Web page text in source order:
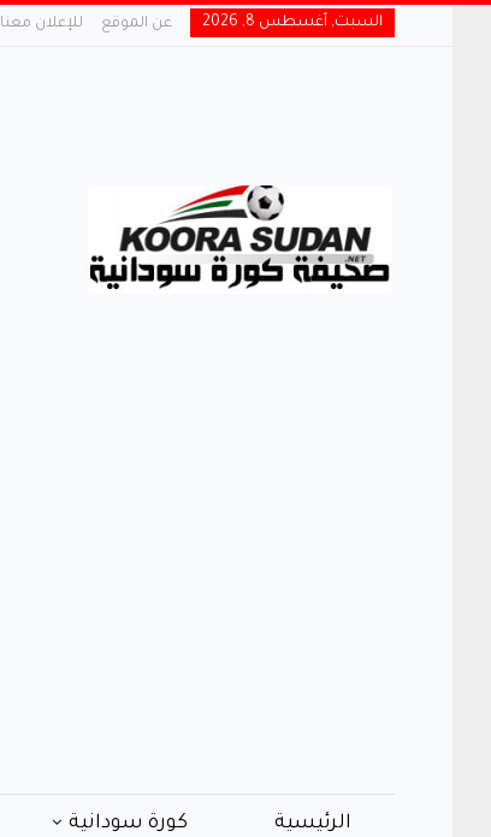
السبت, أغسطس 8, 2026 عن الموقع للإعلان معنا
الرئيسية كورة سودانية